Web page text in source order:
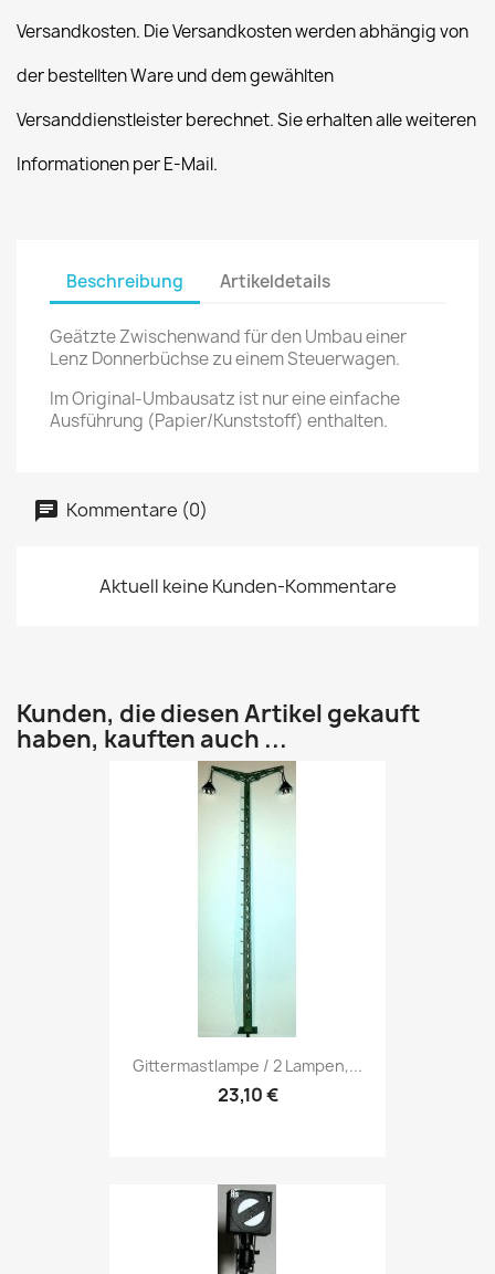
Versandkosten. Die Versandkosten werden abhängig von
der bestellten Ware und dem gewählten
Versanddienstleister berechnet. Sie erhalten alle weiteren
Informationen per E-Mail.
Beschreibung Artikeldetails
Geätzte Zwischenwand für den Umbau einer
Lenz Donnerbüchse zu einem Steuerwagen.
Im Original-Umbausatz ist nur eine einfache
Ausführung (Papier/Kunststoff) enthalten.
Kommentare (0)
Aktuell keine Kunden-Kommentare
Kunden, die diesen Artikel gekauft
haben, kauften auch ...
Gittermastlampe / 2 Lampen,...
23,10 €